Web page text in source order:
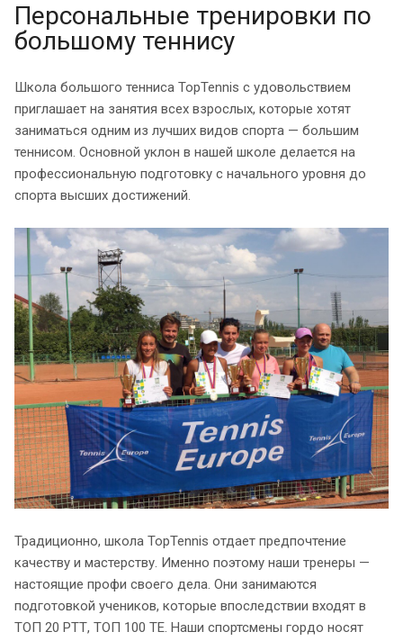
Персональные тренировки по
большому теннису
Школа большого тенниса TopTennis с удовольствием
приглашает на занятия всех взрослых, которые хотят
заниматься одним из лучших видов спорта — большим
теннисом. Основной уклон в нашей школе делается на
профессиональную подготовку с начального уровня до
спорта высших достижений.
Традиционно, школа TopTennis отдает предпочтение
качеству и мастерству. Именно поэтому наши тренеры —
настоящие профи своего дела. Они занимаются
подготовкой учеников, которые впоследствии входят в
ТОП 20 РТТ, ТОП 100 ТЕ. Наши спортсмены гордо носят